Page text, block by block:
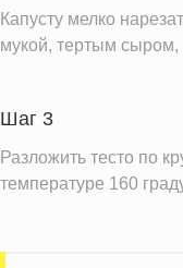
Магний
Кальций
Калий
Фолиевая кислота
Витамин С
Витамин Д
Капусту мелко
мукой, тертым
Шаг 3
Разложить тесто по
температуре 160